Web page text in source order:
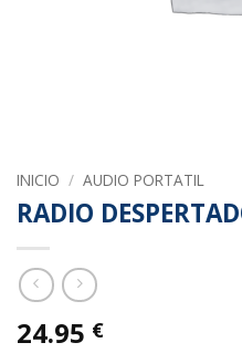
INICIO / AUDIO PORTATIL
RADIO
24.95 €